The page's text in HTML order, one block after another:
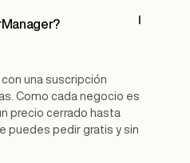
una suscripción
Como cada negocio es
precio cerrado hasta
puedes pedir gratis y sin